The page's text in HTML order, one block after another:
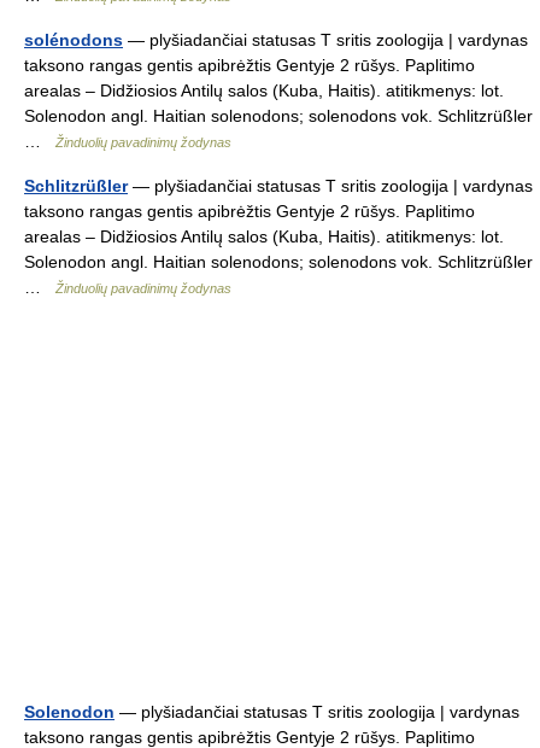
solénodons — plyšiadančiai statusas T sritis zoologija | vardynas
taksono rangas gentis apibrėžtis Gentyje 2 rūšys. Paplitimo
arealas – Didžiosios Antilų salos (Kuba, Haitis). atitikmenys: lot.
Solenodon angl. Haitian solenodons; solenodons vok. Schlitzrüßler
Žinduolių pavadinimų žodynas
Schlitzrüßler— plyšiadančiai statusas T sritis zoologija | vardynas
taksono rangas gentis apibrėžtis Gentyje 2 rūšys. Paplitimo
arealas – Didžiosios Antilų salos (Kuba, Haitis). atitikmenys: lot.
Solenodon angl. Haitian solenodons; solenodons vok. Schlitzrüßler
Žinduolių pavadinimų žodynas
Solenodon — plyšiadančiai statusas T sritis zoologija | vardynas
taksono rangas gentis apibrėžtis Gentyje 2 rūšys. Paplitimo